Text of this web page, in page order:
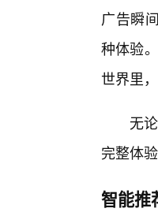
广告瞬
种体验
世界里
无
完整体
智能推